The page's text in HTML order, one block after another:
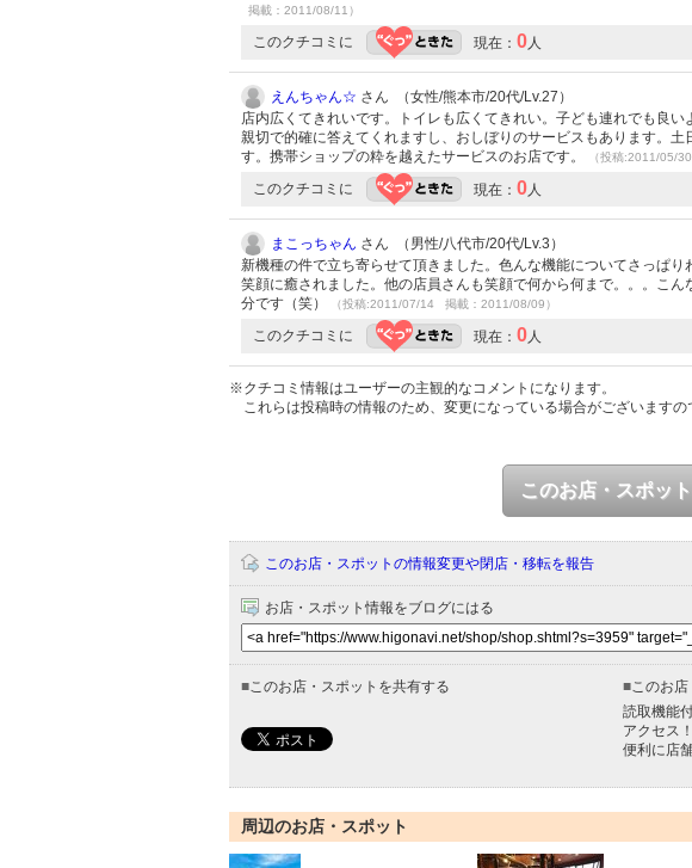
掲載：2011/08/11）
このクチコミに 現在： 0人
えんちゃん☆ さん （女性/熊本市/20代/Lv.27）
店内広くてきれいです。トイレも広くてきれい。子ども連れでも良
親切で的確に答えてくれますし、おしぼりのサービスもあります。
す。携帯ショップの粋を越えたサービスのお店です。
（投稿:2011/05/
このクチコミに 現在： 0人
まこっちゃん さん （男性/八代市/20代/Lv.3）
新機種の件で立ち寄らせて頂きました。色んな機能についてさっぱ
笑顔に癒されました。他の店員さんも笑顔で何から何まで。。。こ
分です（笑）
（投稿:2011/07/14 掲載：2011/08/09）
このクチコミに 現在： 0人
※クチコミ情報はユーザーの主観的なコメントになります。
これらは投稿時の情報のため、変更になっている場合がございますの
このお店・スポッ
このお店・スポットの情報変更や閉店・移転を報告
お店・スポット情報をブログにはる
■このお店・スポットを共有する ■このお
読取機能
アクセス！
便利に店
周辺のお店・スポット